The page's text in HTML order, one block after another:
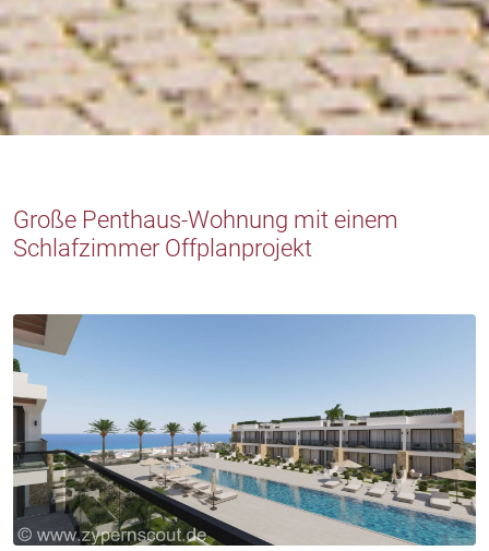
Große Penthaus-Wohnung mit einem
Schlafzimmer Offplanprojekt